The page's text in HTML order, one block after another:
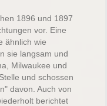
1896 und 1897
vor. Eine
ähnlich wie
sie langsam und
Milwaukee und
und schossen
davon. Auch von
berichtet